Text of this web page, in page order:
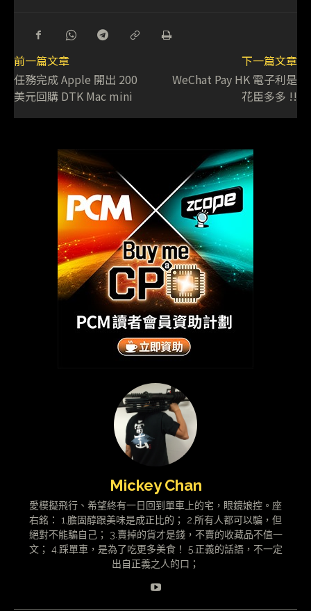
前一篇文章
任務完成 Apple 開出 200
美元回購 DTK Mac mini
下一篇文章
WeChat Pay HK 電子利是
花臣多多 !!
Mickey Chan
愛模擬飛行、希望終有一日回到單車上的宅，眼鏡娘控。座
右銘： 1.膽固醇跟美味是成正比的； 2.所有人都可以騙，但
絕對不能騙自己； 3.賣掉的貨才是錢，不賣的收藏品不值一
文； 4.踩單車，是為了吃更多美食！ 5.正義的話語，不一定
出自正義之人的口；